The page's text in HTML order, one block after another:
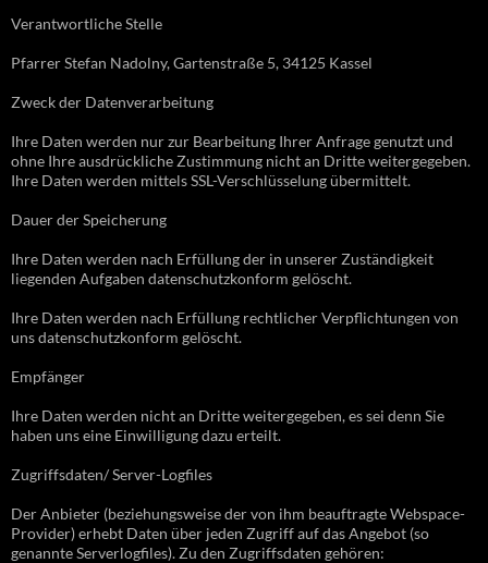
Verantwortliche Stelle
Pfarrer Stefan Nadolny, Gartenstraße 5, 34125 Kassel
Zweck der Datenverarbeitung
Ihre Daten werden nur zur Bearbeitung Ihrer Anfrage genutzt und
ohne Ihre ausdrückliche Zustimmung nicht an Dritte weitergegeben.
Ihre Daten werden mittels SSL-Verschlüsselung übermittelt.
Dauer der Speicherung
Ihre Daten werden nach Erfüllung der in unserer Zuständigkeit
liegenden Aufgaben datenschutzkonform gelöscht.
Ihre Daten werden nach Erfüllung rechtlicher Verpflichtungen von
uns datenschutzkonform gelöscht.
Empfänger
Ihre Daten werden nicht an Dritte weitergegeben, es sei denn Sie
haben uns eine Einwilligung dazu erteilt.
Zugriffsdaten/ Server-Logfiles
Der Anbieter (beziehungsweise der von ihm beauftragte Webspace-
Provider) erhebt Daten über jeden Zugriff auf das Angebot (so
genannte Serverlogfiles). Zu den Zugriffsdaten gehören: